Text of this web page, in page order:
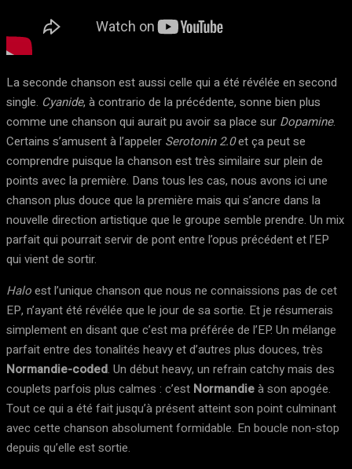
La seconde chanson est aussi celle qui a été révélée en second
single. Cyanide, à contrario de la précédente, sonne bien plus
comme une chanson qui aurait pu avoir sa place sur Dopamine.
Certains s’amusent à l’appeler Serotonin 2.0et ça peut se
comprendre puisque la chanson est très similaire sur plein de
points avec la première. Dans tous les cas, nous avons ici une
chanson plus douce que la première mais qui s’ancre dans la
nouvelle direction artistique que le groupe semble prendre. Un mix
parfait qui pourrait servir de pont entre l’opus précédent et l’EP
qui vient de sortir.
Haloest l’unique chanson que nous ne connaissions pas de cet
EP, n’ayant été révélée que le jour de sa sortie. Et je résumerais
simplement en disant que c’est ma préférée de l’EP. Un mélange
parfait entre des tonalités heavy et d’autres plus douces, très
Normandie-coded. Un début heavy, un refrain catchy mais des
couplets parfois plus calmes : c’est Normandieà son apogée.
Tout ce qui a été fait jusqu’à présent atteint son point culminant
avec cette chanson absolument formidable. En boucle non-stop
depuis qu’elle est sortie.